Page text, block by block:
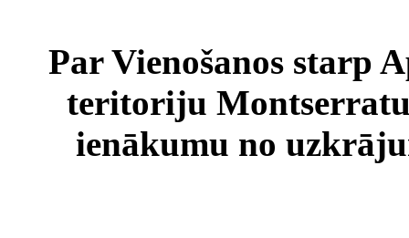
Par Vienošanos starp
teritoriju
ienākumu no